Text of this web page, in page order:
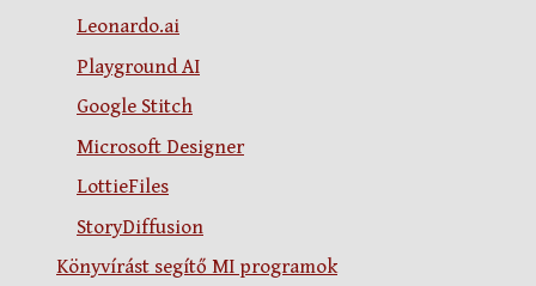
Leonardo.ai
Playground AI
Google Stitch
Microsoft Designer
LottieFiles
StoryDiffusion
Könyvírást segítő MI programok